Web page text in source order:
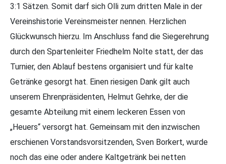
3:1 Sätzen. Somit darf sich Olli zum dritten Male in der
Vereinshistorie Vereinsmeister nennen. Herzlichen
Glückwunsch hierzu. Im Anschluss fand die Siegerehrung
durch den Spartenleiter Friedhelm Nolte statt, der das
Turnier, den Ablauf bestens organisiert und für kalte
Getränke gesorgt hat. Einen riesigen Dank gilt auch
unserem Ehrenpräsidenten, Helmut Gehrke, der die
gesamte Abteilung mit einem leckeren Essen von
„Heuers“ versorgt hat. Gemeinsam mit den inzwischen
erschienen Vorstandsvorsitzenden, Sven Borkert, wurde
noch das eine oder andere Kaltgetränk bei netten